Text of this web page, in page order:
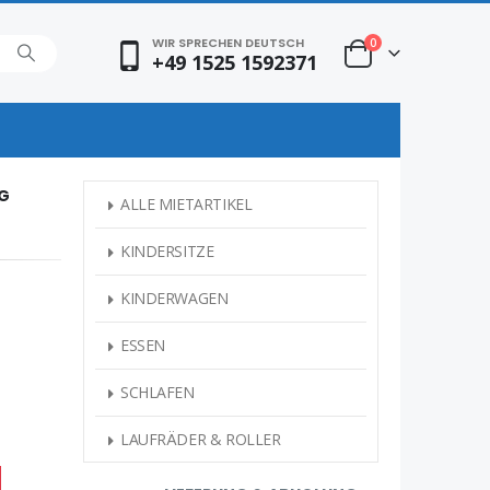
WIR SPRECHEN DEUTSCH
+49 1525 1592371
0
SAUBER UND FLECKENFREI
100% Tiefengereinigt und
desinfiziert
ALLE MIETARTIKEL
KINDERSITZE
KINDERWAGEN
ESSEN
SCHLAFEN
LAUFRÄDER & ROLLER